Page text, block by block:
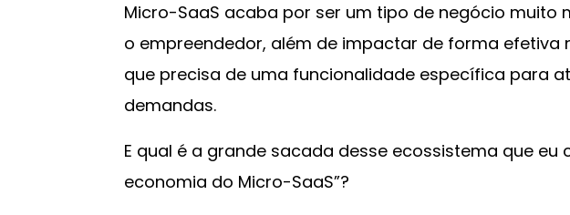
Micro-SaaS acaba por ser um tipo de negócio muito
o empreendedor, além de impactar de forma efetiva
que precisa de uma funcionalidade específica para
demandas.
E qual é a grande sacada desse ecossistema que eu
economia do Micro-SaaS”?